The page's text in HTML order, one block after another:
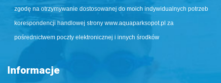
zgodę na otrzymywanie dostosowanej do moich indywidualnych potrzeb
korespondencji handlowej strony www.aquaparksopot.pl za
pośrednictwem poczty elektronicznej i innych środków
Informacje